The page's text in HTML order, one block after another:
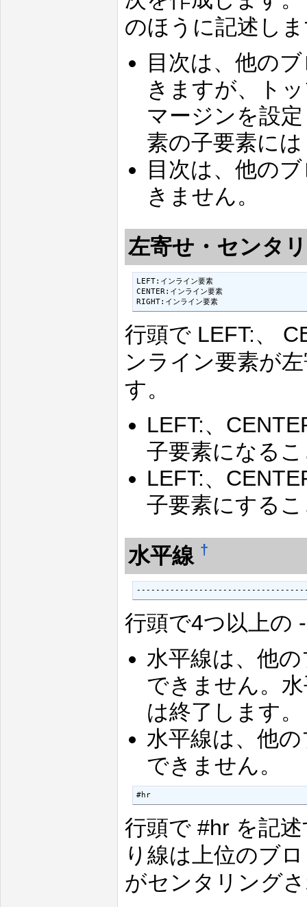
のほうに記述し
目次は、他の
きますが、ト
マージンを設
素の子要素に
目次は、他の
きません。
左寄せ・センタ
LEFT:インライン要素
CENTER:インライン要素
RIGHT:インライン要素
行頭で LEFT:、
ンライン要素が
す。
LEFT:、
子要素になる
LEFT:、
子要素にする
水平線 †
行頭で4つ以上の
水平線は、他
できません。
は終了します。
水平線は、他
できません。
#hr
行頭で #hr を記
り線は上位のブ
がセンタリング